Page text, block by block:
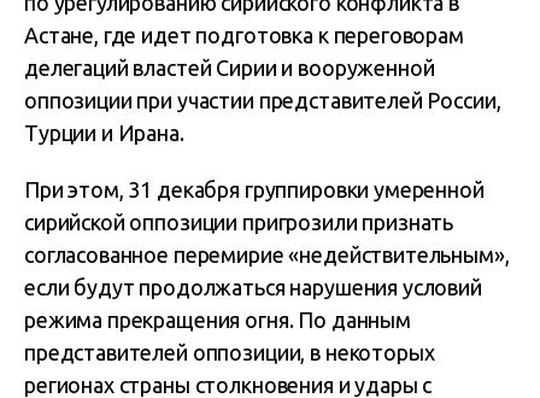
Астане, где идет подготовка к переговорам
делегаций властей Сирии и вооруженной
оппозиции при участии представителей России,
Турции и Ирана.
При этом, 31 декабря группировки умеренной
сирийской оппозиции пригрозили признать
согласованное перемирие «недействительным»,
если будут продолжаться нарушения условий
режима прекращения огня. По данным
представителей оппозиции, в некоторых
регионах страны столкновения и удары с